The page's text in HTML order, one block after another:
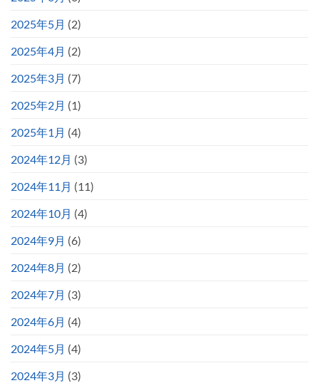
2025年5月 (2)
2025年4月 (2)
2025年3月 (7)
2025年2月 (1)
2025年1月 (4)
2024年12月 (3)
2024年11月 (11)
2024年10月 (4)
2024年9月 (6)
2024年8月 (2)
2024年7月 (3)
2024年6月 (4)
2024年5月 (4)
2024年3月 (3)